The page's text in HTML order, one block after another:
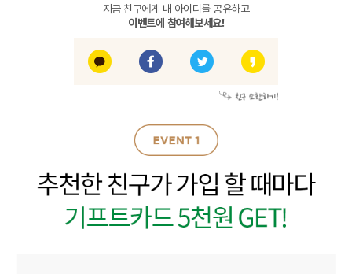
지금 친구에게 내 아이디를 공유하고
이벤트에 참여해보세요!
카카오톡에 공유하기페이스북에 공유하기트위터에 공유하기URL로 공유하기